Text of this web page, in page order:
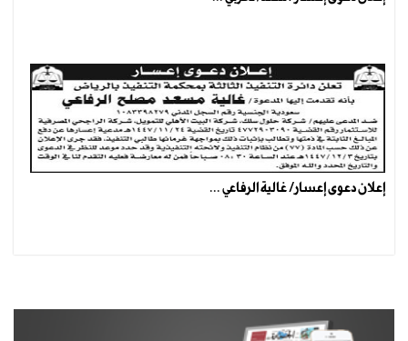
إعلان دعوى إعسار/ غالية الرفاعي ...